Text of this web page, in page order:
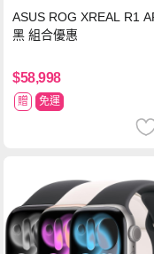
ASUS ROG XREAL R1
黑 組合優惠
$58,998
贈 免運